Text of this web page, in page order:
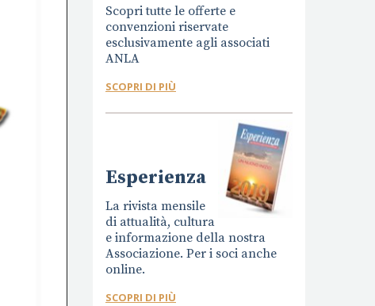
Scopri tutte le offerte e
convenzioni riservate
esclusivamente agli associati
ANLA
SCOPRI DI PIÙ
Esperienza
La rivista mensile
di attualità, cultura
e informazione della nostra
Associazione. Per i soci anche
online.
SCOPRI DI PIÙ